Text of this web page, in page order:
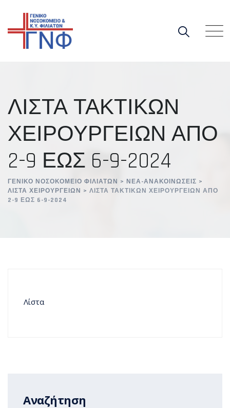
content
ΛΙΣΤΑ ΤΑΚΤΙΚΩΝ
ΧΕΙΡΟΥΡΓΕΙΩΝ ΑΠΟ
2-9 ΕΩΣ 6-9-2024
ΓΕΝΙΚΌ ΝΟΣΟΚΟΜΕΊΟ ΦΙΛΙΑΤΏΝ > ΝΈΑ-ΑΝΑΚΟΙΝΏΣΕΙΣ >
ΛΊΣΤΑ ΧΕΙΡΟΥΡΓΕΊΩΝ > ΛΙΣΤΑ ΤΑΚΤΙΚΩΝ ΧΕΙΡΟΥΡΓΕΙΩΝ ΑΠΟ
2-9 ΕΩΣ 6-9-2024
Λίστα
Αναζήτηση